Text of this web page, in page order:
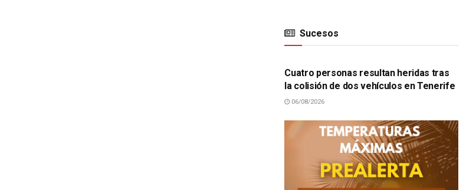
Sucesos
SUCESOS
Cuatro personas resultan heridas tras
la colisión de dos vehículos en Tenerife
06/08/2026